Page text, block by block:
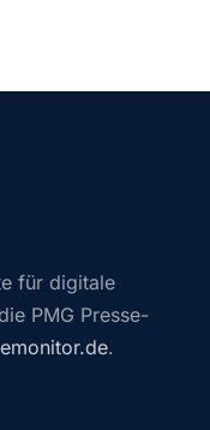
für digitale
PMG Presse-
.